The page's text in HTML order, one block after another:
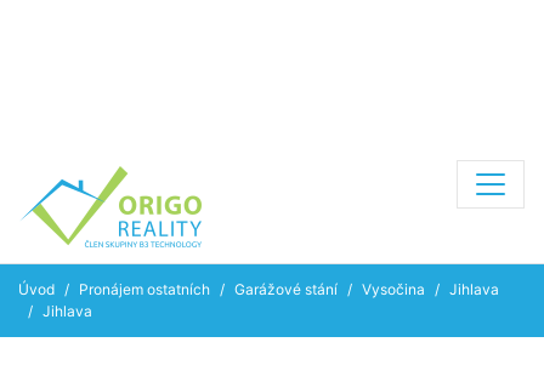
Úvod Pronájem ostatních Garážové stání Vysočina
Jihlava
Jihlava